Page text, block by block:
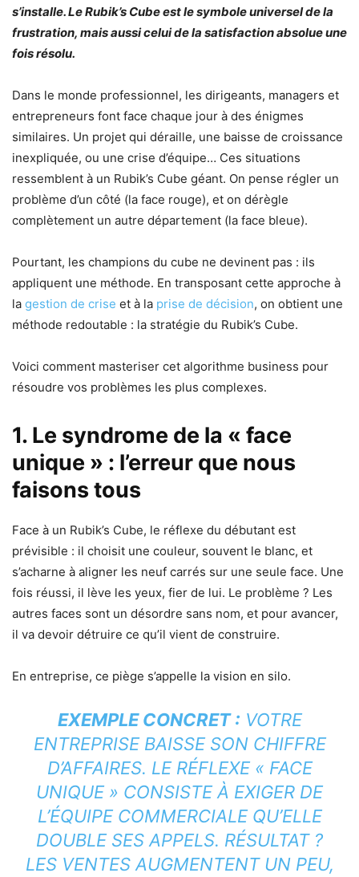
s’installe. Le Rubik’s Cube est le symbole universel de la
frustration, mais aussi celui de la satisfaction absolue une
fois résolu.
Dans le monde professionnel, les dirigeants, managers et
entrepreneurs font face chaque jour à des énigmes
similaires. Un projet qui déraille, une baisse de croissance
inexpliquée, ou une crise d’équipe… Ces situations
ressemblent à un Rubik’s Cube géant. On pense régler un
problème d’un côté (la face rouge), et on dérègle
complètement un autre département (la face bleue).
Pourtant, les champions du cube ne devinent pas : ils
appliquent une méthode. En transposant cette approche à
la gestion de crise et à la prise de décision, on obtient une
méthode redoutable : la stratégie du Rubik’s Cube.
Voici comment masteriser cet algorithme business pour
résoudre vos problèmes les plus complexes.
1. Le syndrome de la « face
unique » : l’erreur que nous
faisons tous
Face à un Rubik’s Cube, le réflexe du débutant est
prévisible : il choisit une couleur, souvent le blanc, et
s’acharne à aligner les neuf carrés sur une seule face. Une
fois réussi, il lève les yeux, fier de lui. Le problème ? Les
autres faces sont un désordre sans nom, et pour avancer,
il va devoir détruire ce qu’il vient de construire.
En entreprise, ce piège s’appelle la vision en silo.
EXEMPLE CONCRET : VOTRE
ENTREPRISE BAISSE SON CHIFFRE
D’AFFAIRES. LE RÉFLEXE « FACE
UNIQUE » CONSISTE À EXIGER DE
L’ÉQUIPE COMMERCIALE QU’ELLE
DOUBLE SES APPELS. RÉSULTAT ?
LES VENTES AUGMENTENT UN PEU,